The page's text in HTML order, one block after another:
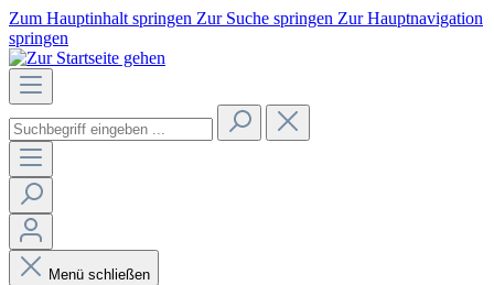
Zum Hauptinhalt springen Zur Suche springen Zur Hauptnavigation
springen
Menü schließen